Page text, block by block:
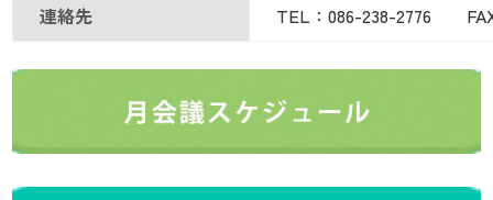
連絡先
TEL：086-238-2776 FAX